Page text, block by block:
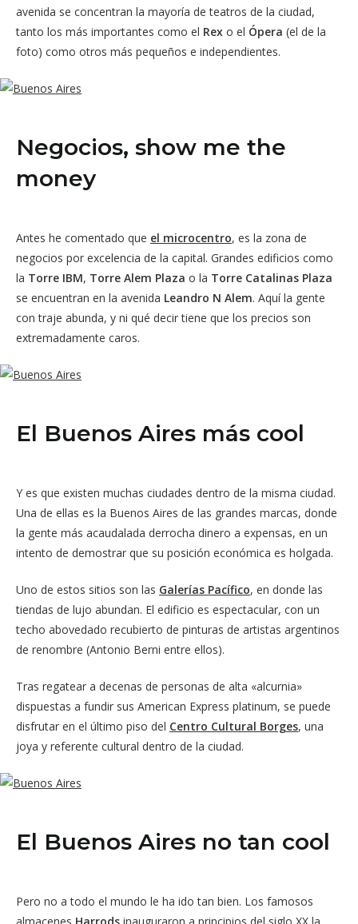
avenida se concentran la mayoría de teatros de la ciudad,
tanto los más importantes como el Rex o el Ópera (el de la
foto) como otros más pequeños e independientes.
Negocios, show me the
money
Antes he comentado que el microcentro, es la zona de
negocios por excelencia de la capital. Grandes edificios como
la Torre IBM, Torre Alem Plaza o la Torre Catalinas Plaza
se encuentran en la avenida Leandro N Alem. Aquí la gente
con traje abunda, y ni qué decir tiene que los precios son
extremadamente caros.
El Buenos Aires más cool
Y es que existen muchas ciudades dentro de la misma ciudad.
Una de ellas es la Buenos Aires de las grandes marcas, donde
la gente más acaudalada derrocha dinero a expensas, en un
intento de demostrar que su posición económica es holgada.
Uno de estos sitios son las Galerías Pacífico, en donde las
tiendas de lujo abundan. El edificio es espectacular, con un
techo abovedado recubierto de pinturas de artistas argentinos
de renombre (Antonio Berni entre ellos).
Tras regatear a decenas de personas de alta «alcurnia»
dispuestas a fundir sus American Express platinum, se puede
disfrutar en el último piso del Centro Cultural Borges, una
joya y referente cultural dentro de la ciudad.
El Buenos Aires no tan cool
Pero no a todo el mundo le ha ido tan bien. Los famosos